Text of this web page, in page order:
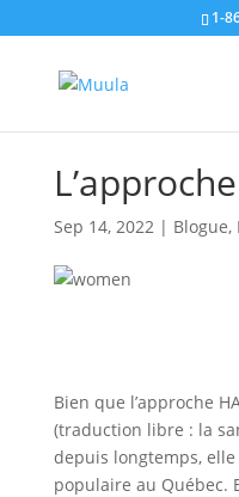
1-
Sep 14, 2022| Blogue,
Bien que l’approche
(traduction libre : la
depuis longtemps,
populaire au Québec.